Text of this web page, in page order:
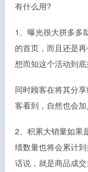
有什么用?
1、曝光很大拼多多
的首页，而且还是
想而知这个活动到底
同时顾客在将其分
客看到，自然也会加
2、积累大销量如果
绩数量也将会累计
话说，就是商品成